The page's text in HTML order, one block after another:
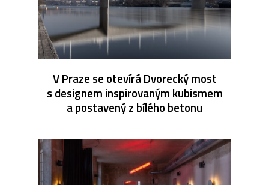
V Praze se otevírá Dvorecký most
s designem inspirovaným kubismem
a postavený z bílého betonu